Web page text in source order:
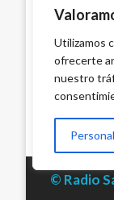
Utilizamos
ofrecerte
nuestro
de
TAMBIÉN
Todo
Manuel
DEPORTES
sociales
Ariel
© Radio